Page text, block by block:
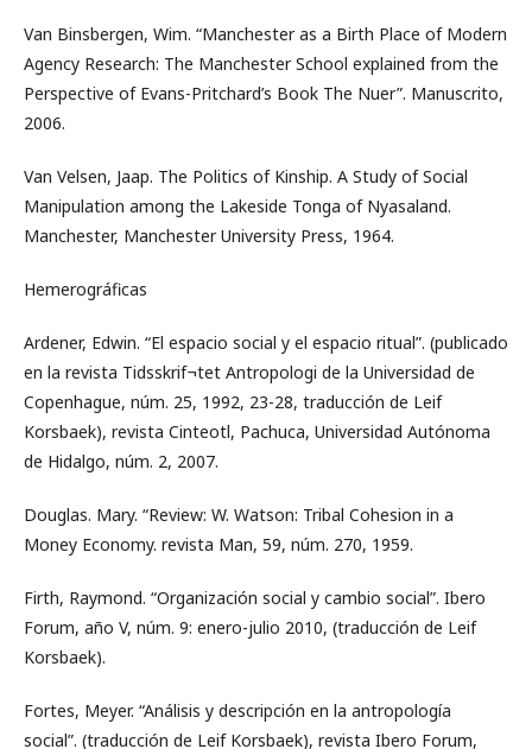
Van Binsbergen, Wim. “Manchester as a Birth Place of Modern
Agency Research: The Manchester School explained from the
Perspective of Evans-Pritchard’s Book The Nuer”. Manuscrito,
2006.
Van Velsen, Jaap. The Politics of Kinship. A Study of Social
Manipulation among the Lakeside Tonga of Nyasaland.
Manchester, Manchester University Press, 1964.
Hemerográficas
Ardener, Edwin. “El espacio social y el espacio ritual”. (publicado
en la revista Tidsskrif¬tet Antropologi de la Universidad de
Copenhague, núm. 25, 1992, 23-28, traducción de Leif
Korsbaek), revista Cinteotl, Pachuca, Universidad Autónoma
de Hidalgo, núm. 2, 2007.
Douglas. Mary. “Review: W. Watson: Tribal Cohesion in a
Money Economy. revista Man, 59, núm. 270, 1959.
Firth, Raymond. “Organización social y cambio social”. Ibero
Forum, año V, núm. 9: enero-julio 2010, (traducción de Leif
Korsbaek).
Fortes, Meyer. “Análisis y descripción en la antropología
social”. (traducción de Leif Korsbaek), revista Ibero Forum,